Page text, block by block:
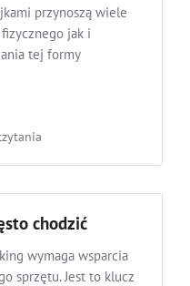
przynoszą wiele
jak i
tej formy
chodzić
wymaga wsparcia
sprzętu. Jest to klucz